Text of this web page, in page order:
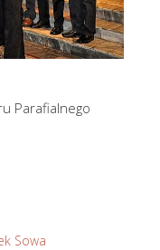
Parafialnego
Sowa